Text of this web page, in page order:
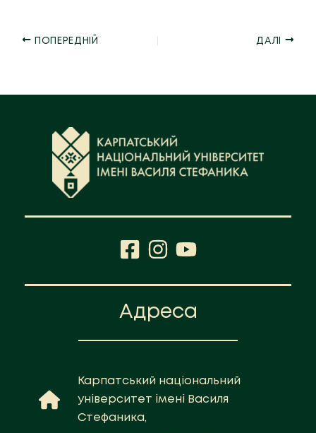
ПОПЕРЕДНІЙ ДАЛІ
Адреса
Карпатський національний
університет імені Василя
Стефаника,